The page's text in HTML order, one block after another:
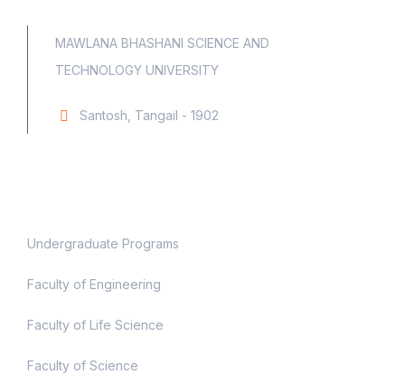
MAWLANA BHASHANI SCIENCE AND
TECHNOLOGY UNIVERSITY
Santosh, Tangail - 1902
Undergraduate Programs
Faculty of Engineering
Faculty of Life Science
Faculty of Science